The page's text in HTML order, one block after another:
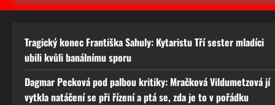
Tragický konec Františka Sahuly: Kytaristu Tří sester mladíci
ubili kvůli banálnímu sporu
Dagmar Pecková pod palbou kritiky: Mračková Vildumetzová jí
vytkla natáčení se při řízení a ptá se, zda je to v pořádku